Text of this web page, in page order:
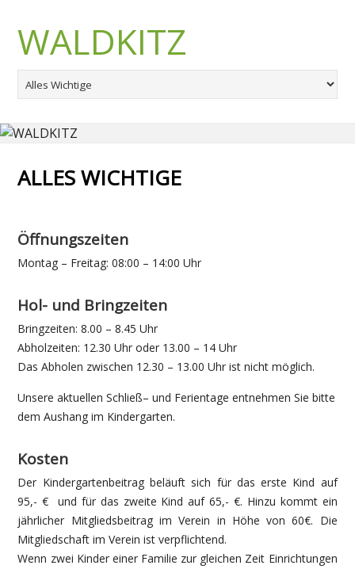
WALDKITZ
ALLES WICHTIGE
Öffnungszeiten
Montag – Freitag: 08:00 – 14:00 Uhr
Hol- und Bringzeiten
Bringzeiten: 8.00 – 8.45 Uhr
Abholzeiten: 12.30 Uhr oder 13.00 – 14 Uhr
Das Abholen zwischen 12.30 – 13.00 Uhr ist nicht möglich.
Unsere aktuellen Schließ– und Ferientage entnehmen Sie bitte
dem Aushang im Kindergarten.
Kosten
Der Kindergartenbeitrag beläuft sich für das erste Kind auf
95,- € und für das zweite Kind auf 65,- €. Hinzu kommt ein
jährlicher Mitgliedsbeitrag im Verein in Höhe von 60€. Die
Mitgliedschaft im Verein ist verpflichtend.
Wenn zwei Kinder einer Familie zur gleichen Zeit Einrichtungen